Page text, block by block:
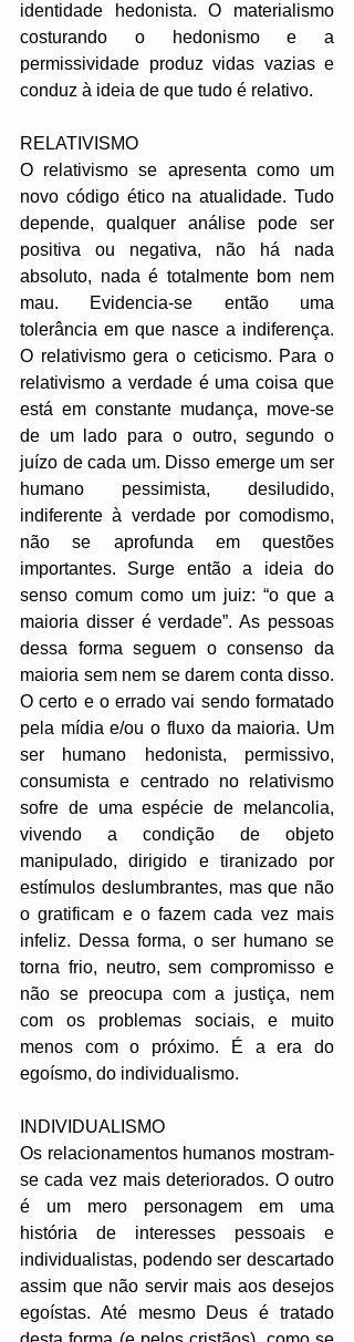
identidade hedonista. O materialismo
costurando o hedonismo e a
permissividade produz vidas vazias e
conduz à ideia de que tudo é relativo.
RELATIVISMO
O relativismo se apresenta como um
novo código ético na atualidade. Tudo
depende, qualquer análise pode ser
positiva ou negativa, não há nada
absoluto, nada é totalmente bom nem
mau. Evidencia-se então uma
tolerância em que nasce a indiferença.
O relativismo gera o ceticismo. Para o
relativismo a verdade é uma coisa que
está em constante mudança, move-se
de um lado para o outro, segundo o
juízo de cada um. Disso emerge um ser
humano pessimista, desiludido,
indiferente à verdade por comodismo,
não se aprofunda em questões
importantes. Surge então a ideia do
senso comum como um juiz: “o que a
maioria disser é verdade”. As pessoas
dessa forma seguem o consenso da
maioria sem nem se darem conta disso.
O certo e o errado vai sendo formatado
pela mídia e/ou o fluxo da maioria. Um
ser humano hedonista, permissivo,
consumista e centrado no relativismo
sofre de uma espécie de melancolia,
vivendo a condição de objeto
manipulado, dirigido e tiranizado por
estímulos deslumbrantes, mas que não
o gratificam e o fazem cada vez mais
infeliz. Dessa forma, o ser humano se
torna frio, neutro, sem compromisso e
não se preocupa com a justiça, nem
com os problemas sociais, e muito
menos com o próximo. É a era do
egoísmo, do individualismo.
INDIVIDUALISMO
Os relacionamentos humanos mostram-
se cada vez mais deteriorados. O outro
é um mero personagem em uma
história de interesses pessoais e
individualistas, podendo ser descartado
assim que não servir mais aos desejos
egoístas. Até mesmo Deus é tratado